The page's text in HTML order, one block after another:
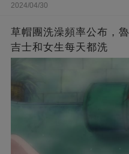
2024/04/30
草帽團洗澡頻率公布，
吉士和女生每天都洗